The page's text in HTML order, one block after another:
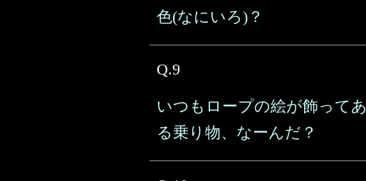
色(なにいろ)？
Q.9
いつもロープの絵が飾ってあ
る乗り物、なーんだ？